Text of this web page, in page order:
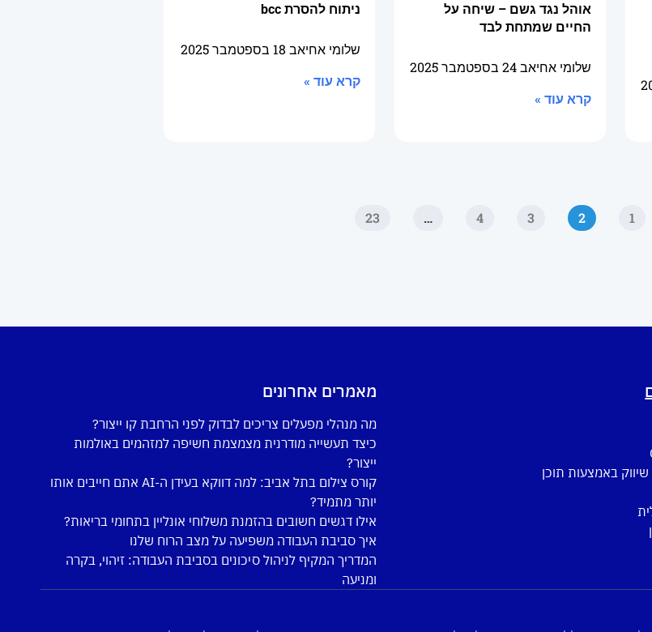
אוהל נגד גשם – שיחה על
החיים שמתחת לבד
שלומי אחיאב24 בספטמבר 2025
קרא עוד »
ניתוח להסרת bcc
שלומי אחיאב 18 בספטמבר 2025
קרא עוד »
1
2
3
4
…
23
שיווק באמצעות תוכן
מאמרים אחרונים
מה מנהלי מפעלים צריכים לבדוק לפני הרחבת קו ייצור?
כיצד תעשייה מודרנית מצמצמת חשיפה למזהמים באולמות
ייצור?
קורס צילום בתל אביב: למה דווקא בעידן ה-AI אתם חייבים אותו
יותר מתמיד?
אילו דגשים חשובים בהזמנת משלוחי אונליין בתחומי בריאות?
איך סביבת העבודה משפיעה על מצב הרוח שלנו
המדריך המקיף לניהול סיכונים בסביבת העבודה: זיהוי, בקרה
ומניעה